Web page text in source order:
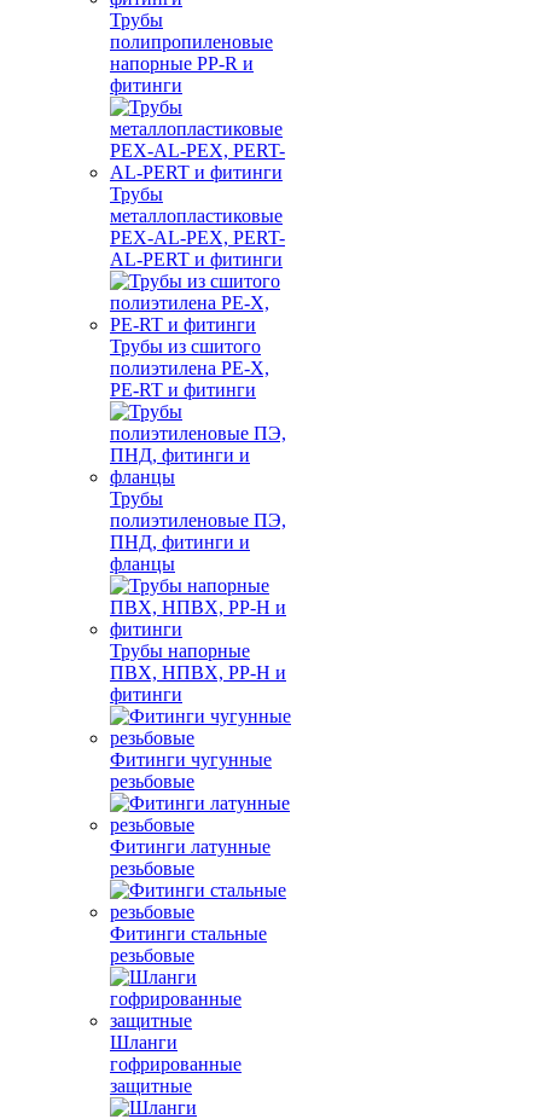
Трубы
полипропиленовые
напорные PP-R и
фитинги
Трубы
металлопластиковые
PEX-AL-PEX, PERT-
AL-PERT и фитинги
Трубы из сшитого
полиэтилена PE-X,
PE-RT и фитинги
Трубы
полиэтиленовые ПЭ,
ПНД, фитинги и
фланцы
Трубы напорные
ПВХ, НПВХ, PP-H и
фитинги
Фитинги чугунные
резьбовые
Фитинги латунные
резьбовые
Фитинги стальные
резьбовые
Шланги
гофрированные
защитные